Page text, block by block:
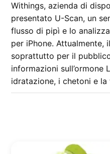
Withings, azienda di
presentato U-Scan, un
flusso di pipì e lo
per iPhone. Attualmente,
soprattutto per il
informazioni sull’ormone
idratazione, i chetoni e